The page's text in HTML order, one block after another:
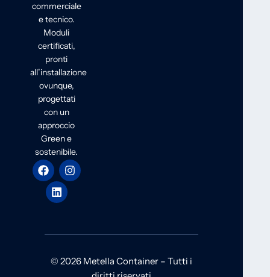
commerciale
e tecnico.
Moduli
certificati,
pronti
all’installazione
ovunque,
progettati
con un
approccio
Green e
sostenibile.
© 2026 Metella Container – Tutti i